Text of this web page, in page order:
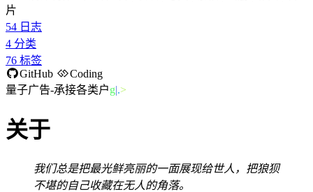
片
54 日志
4 分类
76 标签
GitHub
Coding
量子广告-承接各类户内Y
关于
我们总是把最光鲜亮丽的一面展现给世人，把狼狈
不堪的自己收藏在无人的角落。